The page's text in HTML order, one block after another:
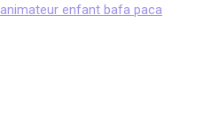
animateur enfant bafa paca